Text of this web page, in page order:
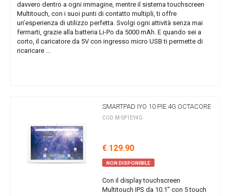
davvero dentro a ogni immagine, mentre il sistema touchscreen
Multitouch, con i suoi punti di contatto multipli, ti offre
un’esperienza di utilizzo perfetta. Svolgi ogni attività senza mai
fermarti, grazie alla batteria Li-Po da 5000 mAh. E quando sei a
corto, il caricatore da 5V con ingresso micro USB ti permette di
ricaricare ...
SMARTPAD IYO 10 PIE 4G OCTACORE
COD.M-SP1EY4G
€ 129.90
NON DISPONIBILE
Con il display touchscreen
Multitouch IPS da 10.1” con 5 touch